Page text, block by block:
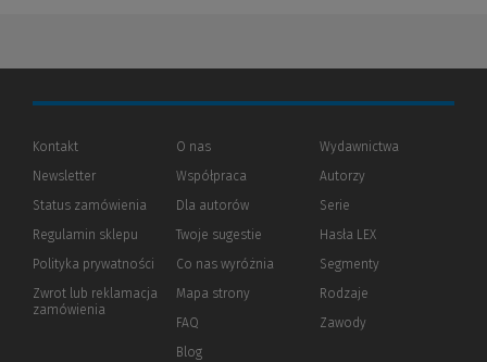
Kontakt
Newsletter
Status zamówienia
Regulamin sklepu
Polityka prywatności (Nowe
(Link
innej
Zwrot lub reklamacja
zamówienia
O nas
Współpraca
Dla autorów(Nowe
(Link
innej
strony)
Twoje sugestie
Co nas wyróżnia
Mapa strony
FAQ
Blog
Wydawnictwa
Autorzy
Serie
Hasła LEX
Segmenty
Rodzaje
Zawody